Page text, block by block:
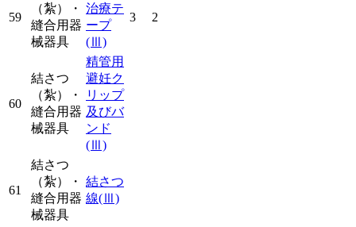
59
（紮）・
縫合用器
械器具
治療テ
ープ
(Ⅲ)
3 2
60
結さつ
（紮）・
縫合用器
械器具
精管用
避妊ク
リップ
及びバ
ンド
(Ⅲ)
61
結さつ
（紮）・
縫合用器
械器具
結さつ
線(Ⅲ)